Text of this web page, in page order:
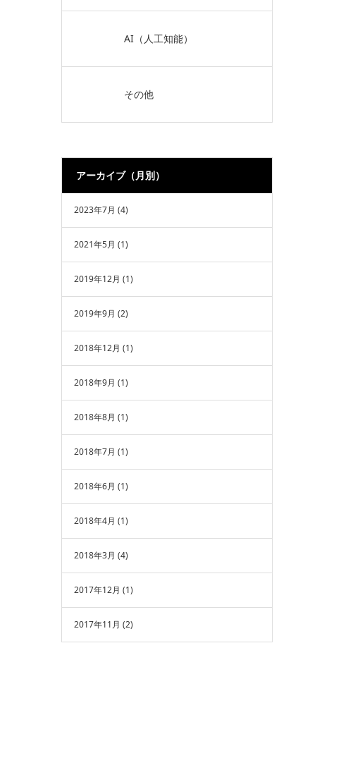
AI（人工知能）
その他
アーカイブ（月別）
2023年7月 (4)
2021年5月 (1)
2019年12月 (1)
2019年9月 (2)
2018年12月 (1)
2018年9月 (1)
2018年8月 (1)
2018年7月 (1)
2018年6月 (1)
2018年4月 (1)
2018年3月 (4)
2017年12月 (1)
2017年11月 (2)